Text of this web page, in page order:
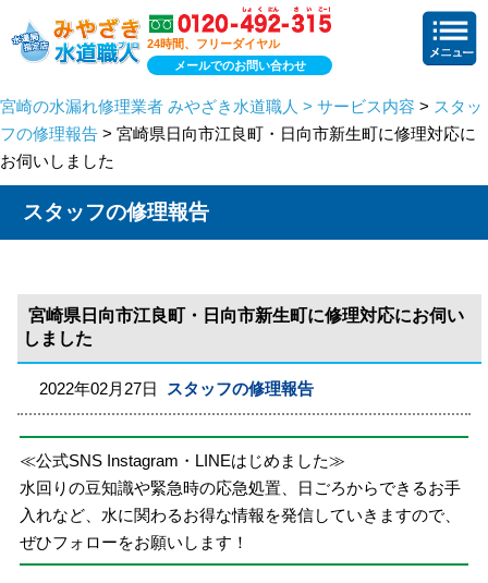
24時間、フリーダイヤル
メールでのお問い合わせ
宮崎の水漏れ修理業者 みやざき水道職人 > サービス内容 > スタッ
フの修理報告 > 宮崎県日向市江良町・日向市新生町に修理対応に
お伺いしました
スタッフの修理報告
宮崎県日向市江良町・日向市新生町に修理対応にお伺い
しました
2022年02月27日 スタッフの修理報告
≪公式SNS Instagram・LINEはじめました≫
水回りの豆知識や緊急時の応急処置、日ごろからできるお手
入れなど、水に関わるお得な情報を発信していきますので、
ぜひフォローをお願いします！